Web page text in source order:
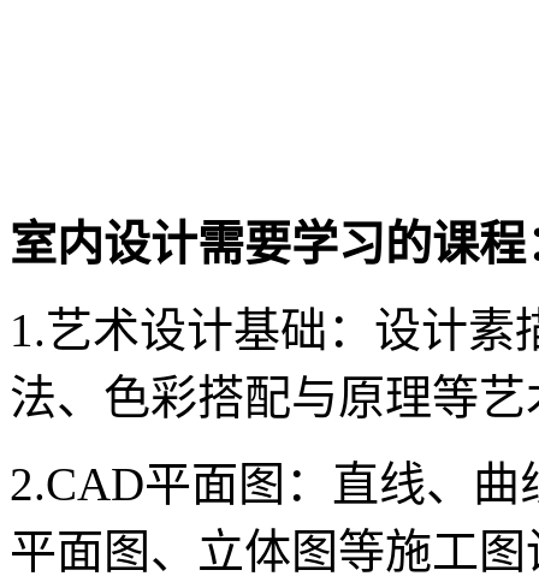
室内设计需要学习的课程
1.艺术设计基础：设计
法、色彩搭配与原理等
2.CAD平面图：直线、
平面图、立体图等施工